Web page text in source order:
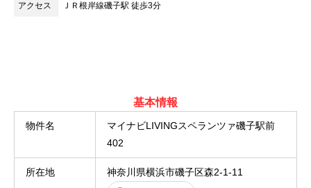
アクセス ＪＲ根岸線磯子駅 徒歩3分
基本情報
物件名
マイナビLIVINGスペランツァ磯子駅前
402
所在地 神奈川県横浜市磯子区森2-1-11